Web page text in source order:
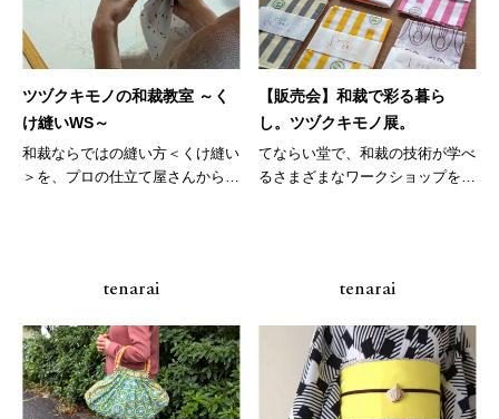
ツヅクキモノの和裁教室 ～く
け縫いWS～
和裁ならではの縫い方＜くけ縫い
＞を、プロの仕立て屋さんからな
【販売会】和裁で彩る暮ら
し。ツヅクキモノ展。
てならい堂で、和裁の技術が学べ
るさまざまなワークショップを開
tenarai tenarai